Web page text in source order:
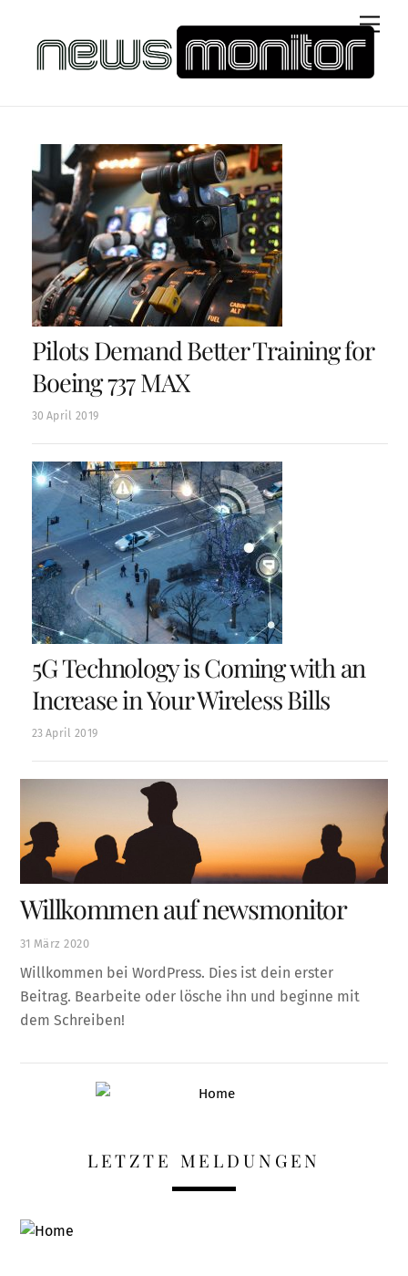
30 April 2019
Pilots Demand Better Training for
Boeing 737 MAX
23 April 2019
5G Technology is Coming with an
Increase in Your Wireless Bills
31 März 2020
Willkommen auf newsmonitor
Willkommen bei WordPress. Dies ist dein erster
Beitrag. Bearbeite oder lösche ihn und beginne mit
dem Schreiben!
LETZTE MELDUNGEN